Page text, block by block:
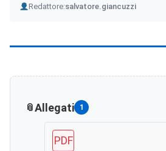
Redattore:
Author salvatore.giancuzzi
Allegati 1
PDF